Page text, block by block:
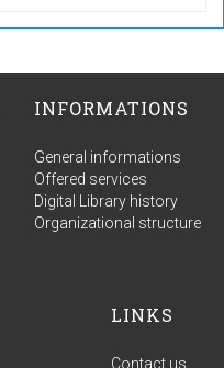
INFORMATIONS
General informations
Offered services
Digital Library history
Organizational structure
LINKS
Contact us